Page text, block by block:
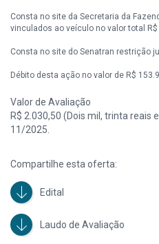
Consta no site da Secretaria da
vinculados ao veículo no valor total
Consta no site do Senatran restrição
Débito desta ação no valor de R$
Valor de Avaliação
R$ 2.030,50 (Dois mil, trinta reais
11/2025.
Compartilhe esta oferta:
Edital
Laudo de Avaliação